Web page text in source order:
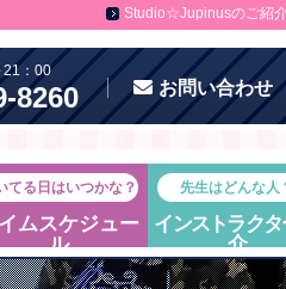
Studio☆Jupinusのご紹
：00
8260 お問い合わせ
てる日はいつかな？
ムスケジュー
ル
先生はどんな人
インストラクタ
介